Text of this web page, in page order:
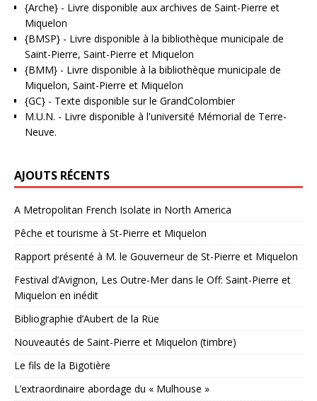
{Arche} - Livre disponible aux archives de Saint-Pierre et
Miquelon
{BMSP} - Livre disponible à la bibliothèque municipale de
Saint-Pierre, Saint-Pierre et Miquelon
{BMM} - Livre disponible à la bibliothèque municipale de
Miquelon, Saint-Pierre et Miquelon
{GC} - Texte disponible sur le GrandColombier
M.U.N. - Livre disponible à l'université Mémorial de Terre-
Neuve.
AJOUTS RÉCENTS
A Metropolitan French Isolate in North America
Pêche et tourisme à St-Pierre et Miquelon
Rapport présenté à M. le Gouverneur de St-Pierre et Miquelon
Festival d’Avignon, Les Outre-Mer dans le Off: Saint-Pierre et
Miquelon en inédit
Bibliographie d’Aubert de la Rüe
Nouveautés de Saint-Pierre et Miquelon (timbre)
Le fils de la Bigotière
L’extraordinaire abordage du « Mulhouse »